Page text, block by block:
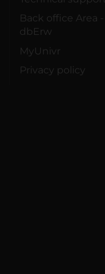
Back office Area -
dbErw
MyUnivr
Privacy policy